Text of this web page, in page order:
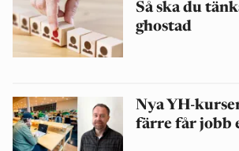
Så ska du
ghostad
Nya YH-
färre får jobb